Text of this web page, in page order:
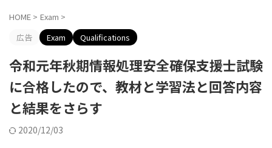
HOME > Exam >
広告
Exam Qualifications
令和元年秋期情報処理安全確保支援士試験
に合格したので、教材と学習法と回答内容
と結果をさらす
2020/12/03